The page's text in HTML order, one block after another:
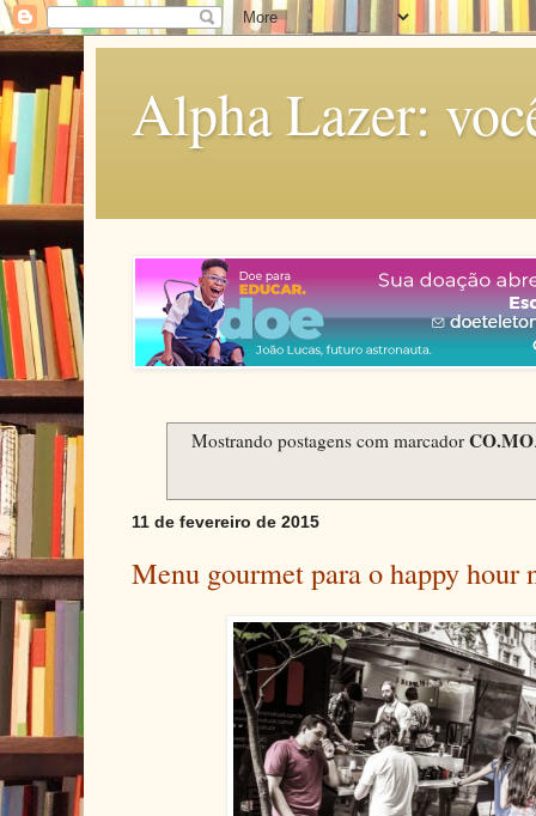
Alpha Lazer:
Mostrando postagens com marcadorCO.MO
11 de fevereiro de 2015
Menu gourmet para o happy hour